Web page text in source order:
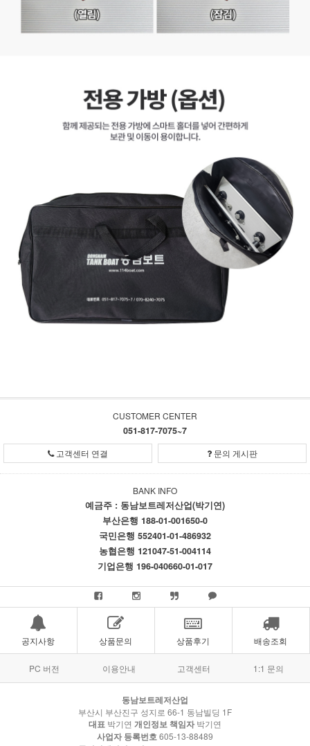
CUSTOMER CENTER
051-817-7075~7
고객센터 연결 문의 게시판
BANK INFO
예금주 : 동남보트레저산업(박기연)
부산은행 188-01-001650-0
국민은행 552401-01-486932
농협은행 121047-51-004114
기업은행 196-040660-01-017
공지사항 상품문의 상품후기 배송조회
PC 버전 이용안내 고객센터 1:1 문의
동남보트레저산업
부산시 부산진구 성지로 66-1 동남빌딩 1F
대표 박기연 개인정보 책임자 박기연
사업자 등록번호605-13-88489